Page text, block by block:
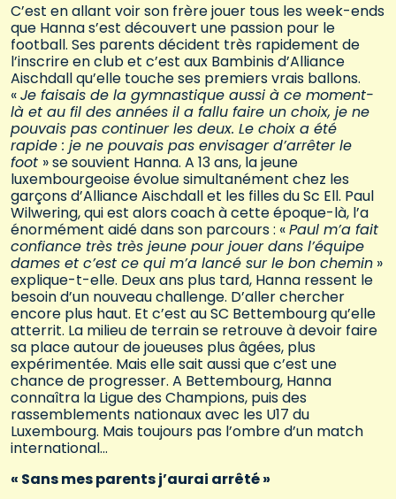
C’est en allant voir son frère jouer tous les week-ends
que Hanna s’est découvert une passion pour le
football. Ses parents décident très rapidement de
l’inscrire en club et c’est aux Bambinis d’Alliance
Aischdall qu’elle touche ses premiers vrais ballons.
«Je faisais de la gymnastique aussi à ce moment-
là et au fil des années il a fallu faire un choix, je ne
pouvais pas continuer les deux. Le choix a été
rapide : je ne pouvais pas envisager d’arrêter le
foot » se souvient Hanna. A 13 ans, la jeune
luxembourgeoise évolue simultanément chez les
garçons d’Alliance Aischdall et les filles du Sc Ell. Paul
Wilwering, qui est alors coach à cette époque-là, l’a
énormément aidé dans son parcours : «Paul m’a fait
confiance très très jeune pour jouer dans l’équipe
dames et c’est ce qui m’a lancé sur le bon chemin »
explique-t-elle. Deux ans plus tard, Hanna ressent le
besoin d’un nouveau challenge. D’aller chercher
encore plus haut. Et c’est au SC Bettembourg qu’elle
atterrit. La milieu de terrain se retrouve à devoir faire
sa place autour de joueuses plus âgées, plus
expérimentée. Mais elle sait aussi que c’est une
chance de progresser. A Bettembourg, Hanna
connaîtra la Ligue des Champions, puis des
rassemblements nationaux avec les U17 du
Luxembourg. Mais toujours pas l’ombre d’un match
international…
« Sans mes parents j’aurai arrêté »